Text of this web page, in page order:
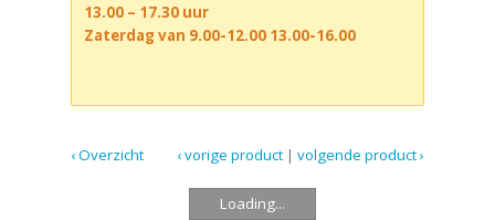
13.00 – 17.30 uur
Zaterdag van 9.00-12.00 13.00-16.00
‹ Overzicht volgende product ›
|
‹ vorige product
Loading...